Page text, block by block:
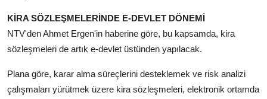
KİRA SÖZLEŞMELERİNDE E-DEVLET DÖNEMİ
NTV'den Ahmet Ergen'in haberine göre, bu kapsamda, kira
sözleşmeleri de artık e-devlet üstünden yapılacak.
Plana göre, karar alma süreçlerini desteklemek ve risk analizi
çalışmaları yürütmek üzere kira sözleşmeleri, elektronik ortamda